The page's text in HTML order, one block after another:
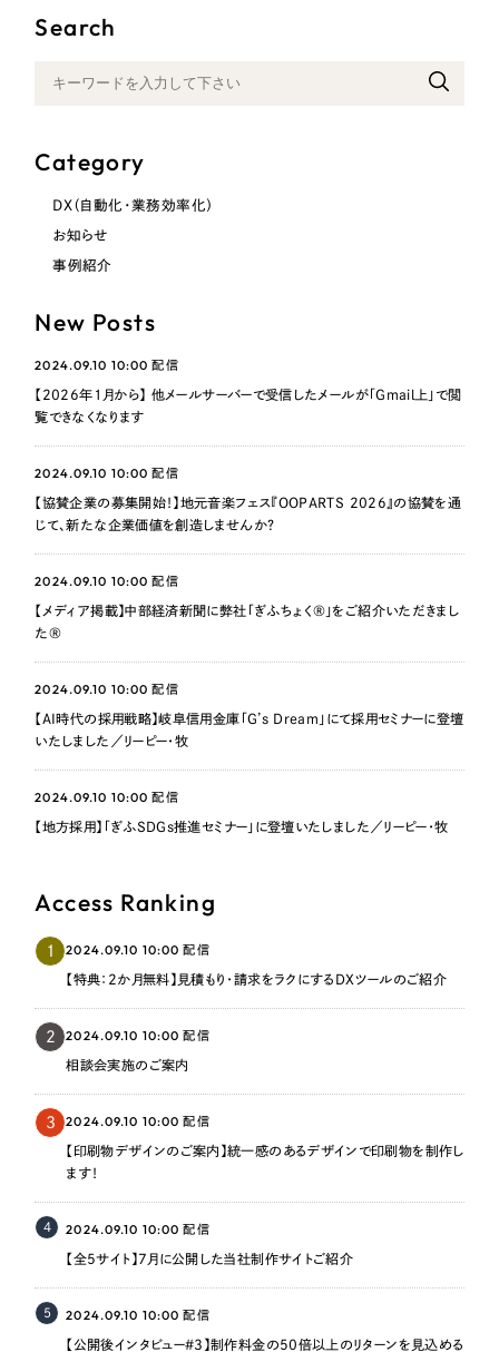
Search
Category
DX（自動化・業務効率化）
お知らせ
事例紹介
New Posts
2024.09.10 10:00配信
【2026年1月から】 他メールサーバーで受信したメールが「Gmail上」で閲
覧できなくなります
2024.09.10 10:00配信
【協賛企業の募集開始！】地元音楽フェス『OOPARTS 2026』の協賛を通
じて、新たな企業価値を創造しませんか？
2024.09.10 10:00配信
【メディア掲載】中部経済新聞に弊社「ぎふちょく®」をご紹介いただきまし
た®
2024.09.10 10:00配信
【AI時代の採用戦略】岐阜信用金庫「G’s Dream」にて採用セミナーに登壇
いたしました／リーピー・牧
2024.09.10 10:00配信
【地方採用】「ぎふSDGs推進セミナー」に登壇いたしました／リーピー・牧
Access Ranking
1 2024.09.10 10:00配信
【特典：2か月無料】見積もり・請求をラクにするDXツールのご紹介
2 2024.09.10 10:00配信
相談会実施のご案内
3 2024.09.10 10:00配信
【印刷物デザインのご案内】統一感のあるデザインで印刷物を制作し
ます！
4 2024.09.10 10:00配信
【全5サイト】7月に公開した当社制作サイトご紹介
5 2024.09.10 10:00配信
【公開後インタビュー＃3】制作料金の50倍以上のリターンを見込める